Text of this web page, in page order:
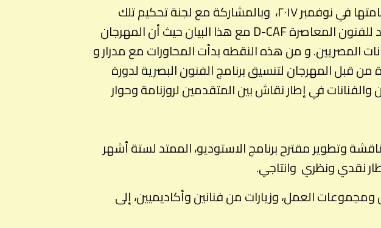
حين قمنا بإلغاء أو تأجيل دورة روزنامة السادسة والتي كان من المزمع إقامتها في نوفمبر ٢٠١٧، وبالمشاركة مع لجنة تحكيم تلك
الدورة، تم إصدار بيان يوضح حيثيات إلغائها. وقد تفاعل مهرجان وسط البلد للفنون المعاصرة D-CAF مع هذا البيان حيث أن المهرجان
المصريين. و من هذه النقطه بدأت المحاورات مع مدرار و
قبل المهرجان لتنسيق برنامج الفنون البصرية لدورة
والفنانات في إطار نقاش بين المتقدمين لروزنامة وحوار
وتطوير مقترح برنامج الاستوديو، الممتد لستة أشهر
نقدي ونظري وانتاجي.
العمل، وزيارات من فنانين وأكاديميين، إلى